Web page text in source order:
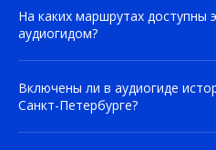
На каких маршрутах доступны
аудиогидом?
Включены ли в аудиогиде
Санкт-Петербурге?